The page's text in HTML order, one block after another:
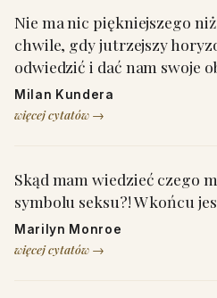
Nie ma nic piękniejszego
chwile, gdy jutrzejszy
odwiedzić i dać nam swoje
Milan Kundera
więcej cytatów →
Skąd mam wiedzieć czego
symbolu seksu?! W końcu
Marilyn Monroe
więcej cytatów →